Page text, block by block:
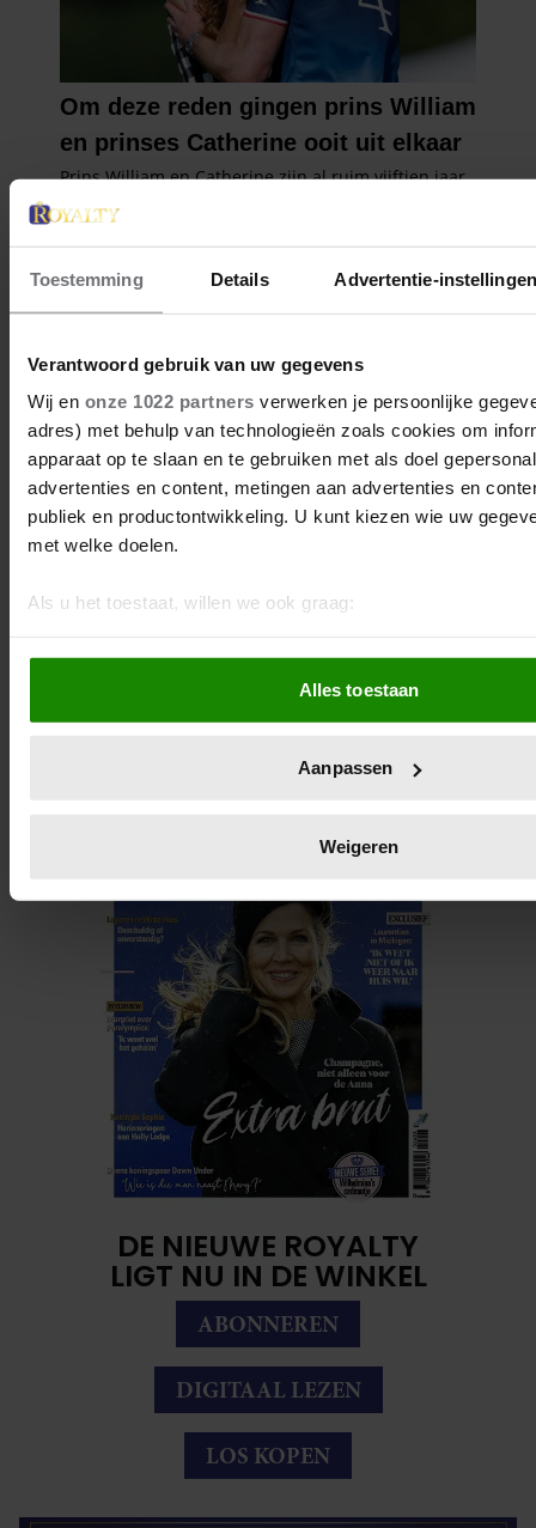
Toestemming Details Advertentie-instellingen
Verantwoord gebruik van uw gegevens
Wij en onze 1022 partners verwerken je persoonlijke
adres) met behulp van technologieën zoals cookies om
apparaat op te slaan en te gebruiken met als doel
advertenties en content, metingen aan advertenties en
publiek en productontwikkeling. U kunt kiezen wie uw
met welke doelen.
Als u het toestaat, willen we ook graag:
meter nauwkeurig kan zijn
Uw apparaat identificeren door het actief te scannen
eigenschappen (fingerprinting)
in. U kunt uw
functies voor social media te bieden en om ons
Ook delen we informatie over uw gebruik van onze site met
social media, adverteren en analyse. Deze partners kunnen
combineren met andere informatie die u aan ze heeft
verzameld op basis van uw gebruik van hun services. U
onze cookies als u onze website blijft gebruiken.
Alles toestaan
Aanpassen
Weigeren
DE NIEUWE ROYALTY
LIGT NU IN DE WINKEL
ABONNEREN
DIGITAAL LEZEN
LOS KOPEN